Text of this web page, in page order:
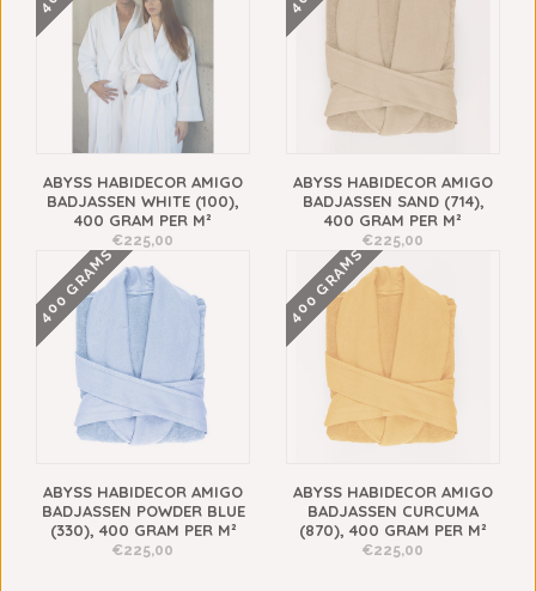
ABYSS HABIDECOR AMIGO
BADJASSEN WHITE (100),
400 GRAM PER M²
€225,00
ABYSS HABIDECOR AMIGO
BADJASSEN SAND (714),
400 GRAM PER M²
€225,00
400 GRAMS
ABYSS HABIDECOR AMIGO
BADJASSEN POWDER BLUE
(330), 400 GRAM PER M²
€225,00
400 GRAMS
ABYSS HABIDECOR AMIGO
BADJASSEN CURCUMA
(870), 400 GRAM PER M²
€225,00